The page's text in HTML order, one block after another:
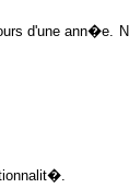
d'une ann�e.